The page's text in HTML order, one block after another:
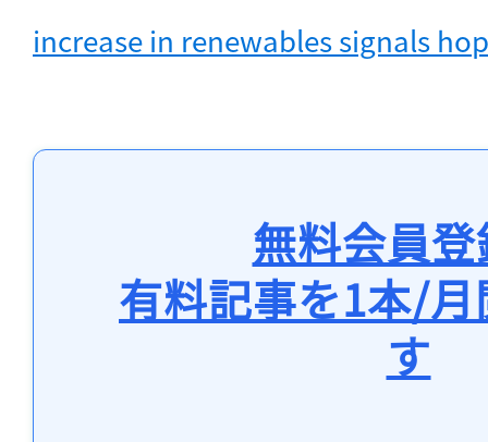
increase in renewables signals
無料会員
有料記事を1本/
す